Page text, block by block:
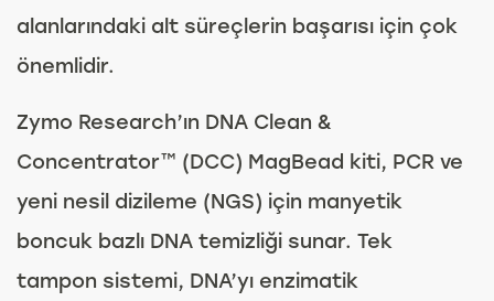
alanlarındaki alt süreçlerin başarısı için çok
önemlidir.
Zymo Research’ın DNA Clean &
Concentrator™ (DCC) MagBead kiti, PCR ve
yeni nesil dizileme (NGS) için manyetik
boncuk bazlı DNA temizliği sunar. Tek
tampon sistemi, DNA’yı enzimatik